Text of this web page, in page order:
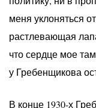
меня уклоняться
растлевающая
что сердце мое
у Гребенщикова
В конце 1930-х